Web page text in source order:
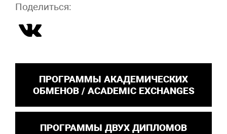
Поделиться:
ПРОГРАММЫ АКАДЕМИЧЕСКИХ
ОБМЕНОВ / ACADEMIC EXCHANGES
ПРОГРАММЫ ДВУХ ДИПЛОМОВ